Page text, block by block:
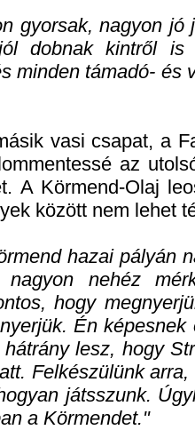
gyorsak, nagyon jó
dobnak kintről
minden támadó- és
vasi csapat, a
az
A Körmend-Olaj
között nem lehet
hazai pályán
nagyon nehéz
hogy
Én
lesz, hogy
Felkészülünk
játsszunk.
a Körmendet.